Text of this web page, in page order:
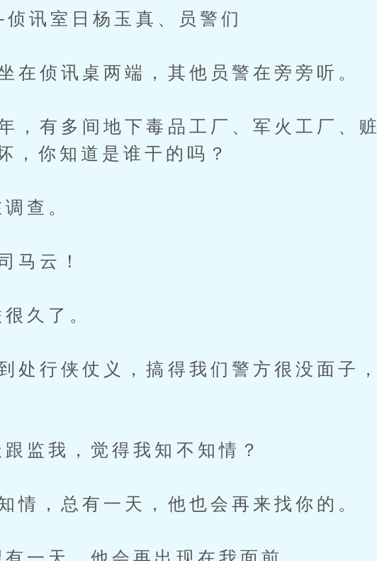
讯室日杨玉真、员警们
侦讯桌两端，其他员警在旁旁听。
有多间地下毒品工厂、军火工厂、赃
，你知道是谁干的吗？
查。
马云！
久了。
行侠仗义，搞得我们警方很没面子，
监我，觉得我知不知情？
，总有一天，他也会再来找你的。